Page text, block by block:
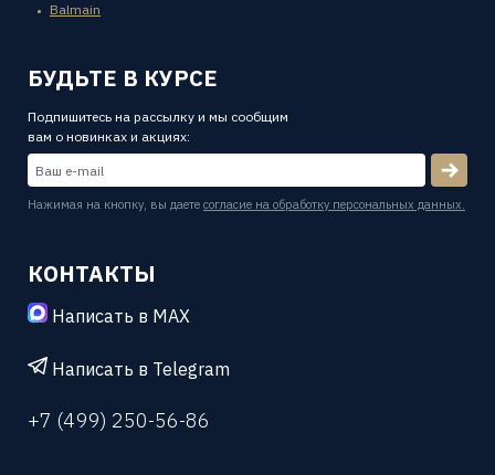
Balmain
БУДЬТЕ В КУРСЕ
Подпишитесь на рассылку и мы сообщим
вам о новинках и акциях:
Нажимая на кнопку, вы даете согласие на обработку персональных данных.
КОНТАКТЫ
Написать в MAX
Написать в Telegram
+7 (499) 250-56-86